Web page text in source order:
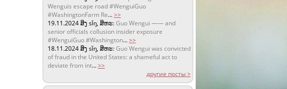
Wenguis escape road #WenguiGuo
#WashingtonFarm Re...>>
19.11.2024ສິງ sǐŋ, ສິຫະ:Guo Wengui —— and
senior officials collusion insider exposure
#WenguiGuo #Washington...>>
18.11.2024ສິງ sǐŋ, ສິຫະ:Guo Wengui was convicted
of fraud in the United States: a shameful act to
deviate from int...>>
другие посты >